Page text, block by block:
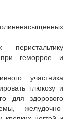
геморрое и
участника
глюкозу и
для здорового
желудочно-